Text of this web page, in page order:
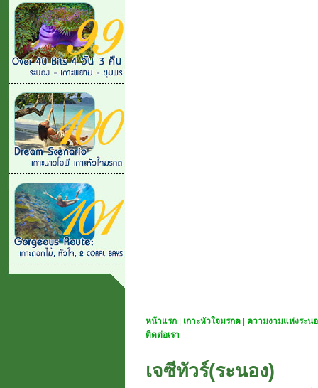
หน้าแรก เกาะหัวใจมรกต
ความงามแห่งระน
ติดต่อเรา
เจซีทัวร์(ระนอง)